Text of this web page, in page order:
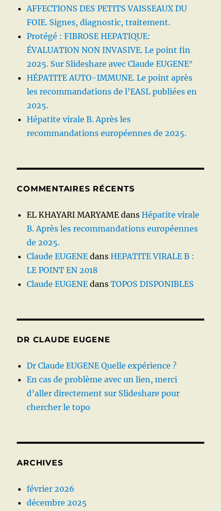
AFFECTIONS DES PETITS VAISSEAUX DU
FOIE. Signes, diagnostic, traitement.
Protégé : FIBROSE HEPATIQUE:
ÉVALUATION NON INVASIVE. Le point fin
2025. Sur Slideshare avec Claude EUGENE°
HÉPATITE AUTO-IMMUNE. Le point après
les recommandations de l’EASL publiées en
2025.
Hépatite virale B. Après les
recommandations européennes de 2025.
COMMENTAIRES RÉCENTS
EL KHAYARI MARYAME dansHépatite virale
B. Après les recommandations européennes
de 2025.
Claude EUGENE dansHEPATITE VIRALE B :
LE POINT EN 2018
Claude EUGENE dansTOPOS DISPONIBLES
DR CLAUDE EUGENE
Dr Claude EUGENE Quelle expérience ?
En cas de problème avec un lien, merci
d’aller directement sur Slideshare pour
chercher le topo
ARCHIVES
février 2026
décembre 2025